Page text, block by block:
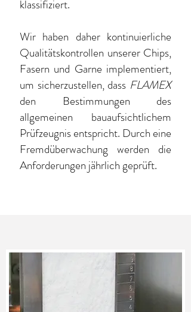
klassifiziert.
Wir haben daher kontinuierliche
Qualitätskontrollen unserer Chips,
Fasern und Garne implementiert,
um sicherzustellen, dass FLAMEX
den Bestimmungen des
allgemeinen bauaufsichtlichem
Prüfzeugnis entspricht. Durch eine
Fremdüberwachung werden die
Anforderungen jährlich geprüft.